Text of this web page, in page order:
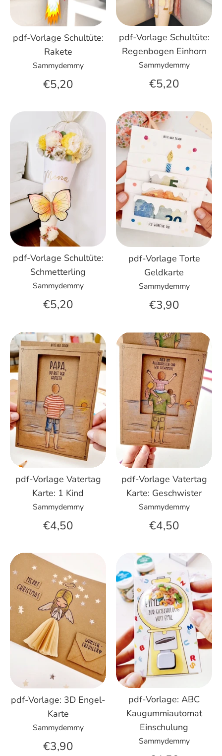
pdf-Vorlage Schultüte:
Rakete
Sammydemmy
€5,20
pdf-Vorlage Schultüte:
Regenbogen Einhorn
Sammydemmy
€5,20
pdf-Vorlage Schultüte:
Schmetterling
Sammydemmy
€5,20
pdf-Vorlage Torte
Geldkarte
Sammydemmy
€3,90
pdf-Vorlage Vatertag
Karte: 1 Kind
Sammydemmy
€4,50
pdf-Vorlage Vatertag
Karte: Geschwister
Sammydemmy
€4,50
pdf-Vorlage: 3D Engel-
Karte
Sammydemmy
€3,90
pdf-Vorlage: ABC
Kaugummiautomat
Einschulung
Sammydemmy